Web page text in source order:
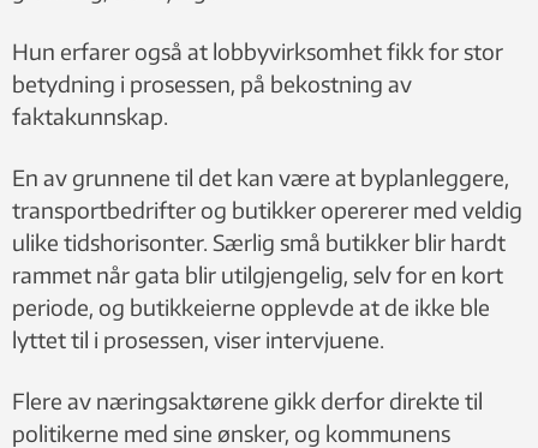
Hun erfarer også at lobbyvirksomhet fikk for stor
betydning i prosessen, på bekostning av
faktakunnskap.
En av grunnene til det kan være at byplanleggere,
transportbedrifter og butikker opererer med veldig
ulike tidshorisonter. Særlig små butikker blir hardt
rammet når gata blir utilgjengelig, selv for en kort
periode, og butikkeierne opplevde at de ikke ble
lyttet til i prosessen, viser intervjuene.
Flere av næringsaktørene gikk derfor direkte til
politikerne med sine ønsker, og kommunens